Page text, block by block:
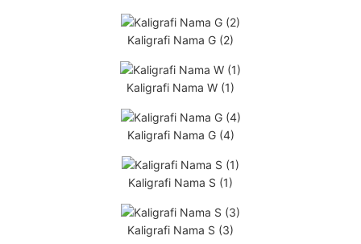
Kaligrafi Nama G (2)
Kaligrafi Nama W (1)
Kaligrafi Nama G (4)
Kaligrafi Nama S (1)
Kaligrafi Nama S (3)